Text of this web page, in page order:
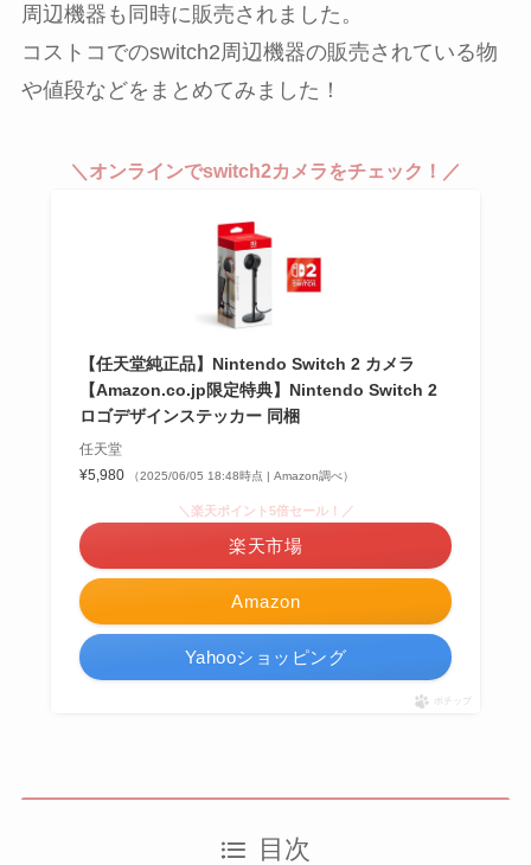
周辺機器も同時に販売されました。
コストコでのswitch2周辺機器の販売されている物
や値段などをまとめてみました！
＼オンラインでswitch2カメラをチェック！／
【任天堂純正品】Nintendo Switch 2 カメラ
【Amazon.co.jp限定特典】Nintendo Switch 2
ロゴデザインステッカー 同梱
任天堂
¥5,980
（2025/06/05 18:48時点 | Amazon調べ）
Amazon
＼楽天ポイント5倍セール！／
楽天市場
Yahooショッピング
ポチップ
目次